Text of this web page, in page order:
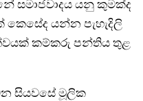
සමාජවාදය යනු කුමක්ද
කෙසේද යන්න පැහැදිලි
කම්කරු පන්තිය තුළ
සියවසේ මූලික